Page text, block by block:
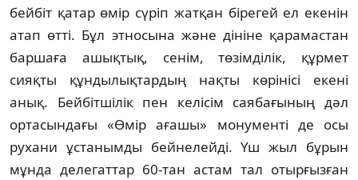
бейбіт қатар өмір сүріп жатқан бірегей ел екенін
атап өтті. Бұл этносына және дініне қарамастан
баршаға ашықтық, сенім, төзімділік, құрмет
сияқты құндылықтардың нақты көрінісі екені
анық. Бейбітшілік пен келісім саябағының дәл
ортасындағы «Өмір ағашы» монументі де осы
рухани ұстанымды бейнелейді. Үш жыл бұрын
мұнда делегаттар 60-тан астам тал отырғызған